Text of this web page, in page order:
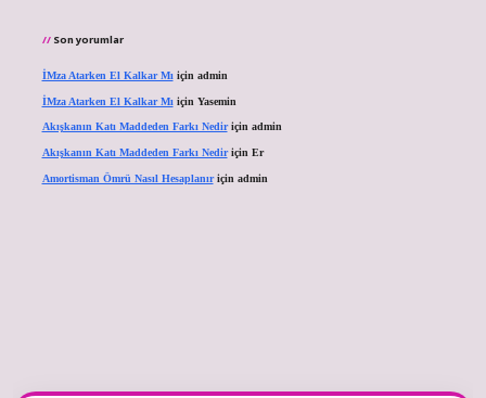
Son yorumlar
İMza Atarken El Kalkar Mıiçin admin
İMza Atarken El Kalkar Mıiçin Yasemin
Akışkanın Katı Maddeden Farkı Nediriçin admin
Akışkanın Katı Maddeden Farkı Nediriçin Er
Amortisman Ömrü Nasıl Hesaplanıriçin admin